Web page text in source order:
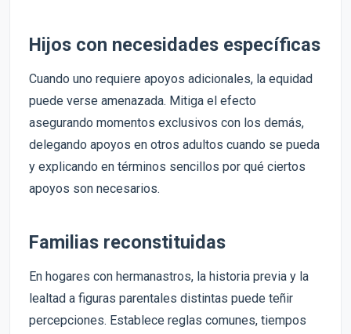
Hijos con necesidades específicas
Cuando uno requiere apoyos adicionales, la equidad
puede verse amenazada. Mitiga el efecto
asegurando momentos exclusivos con los demás,
delegando apoyos en otros adultos cuando se pueda
y explicando en términos sencillos por qué ciertos
apoyos son necesarios.
Familias reconstituidas
En hogares con hermanastros, la historia previa y la
lealtad a figuras parentales distintas puede teñir
percepciones. Establece reglas comunes, tiempos